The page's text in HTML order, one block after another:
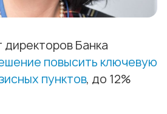
директоров Банка
повысить ключевую
пунктов, до 12%